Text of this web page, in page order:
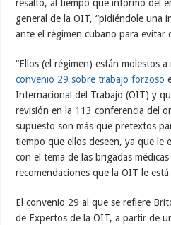
resaltó, al tiempo que informó del
general de la OIT, “pidiéndole una
ante el régimen cubano para evitar
“Ellos (el régimen) están molestos
convenio 29 sobre trabajo forzoso
Internacional del Trabajo (OIT) y
revisión en la 113 conferencia del
supuesto son más que pretextos
tiempo que ellos deseen, ya que le
con el tema de las brigadas
recomendaciones que la OIT le está
El convenio 29 al que se refiere
de Expertos de la OIT, a partir de